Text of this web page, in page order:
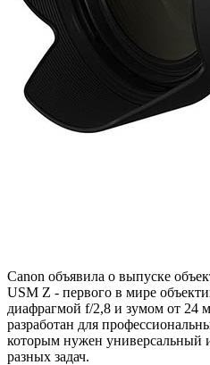
Canon объявила о выпуске
USM Z - первого в мире
диафрагмой f/2,8 и зумом от 24
разработан для
которым нужен универсальный
разных задач.